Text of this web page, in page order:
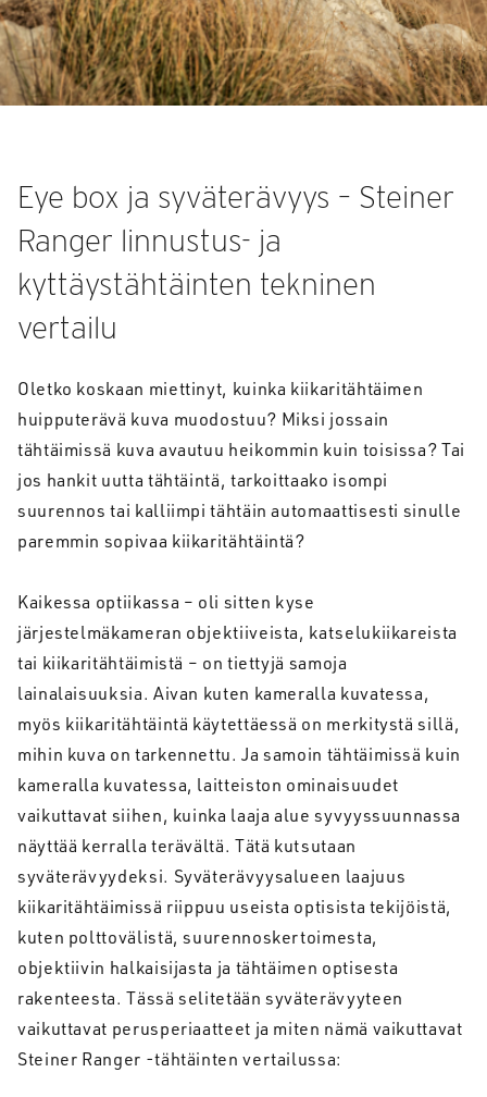
Eye box ja syväterävyys – Steiner
Ranger linnustus- ja
kyttäystähtäinten tekninen
vertailu
Oletko koskaan miettinyt, kuinka kiikaritähtäimen
huipputerävä kuva muodostuu? Miksi jossain
tähtäimissä kuva avautuu heikommin kuin toisissa? Tai
jos hankit uutta tähtäintä, tarkoittaako isompi
suurennos tai kalliimpi tähtäin automaattisesti sinulle
paremmin sopivaa kiikaritähtäintä?
Kaikessa optiikassa – oli sitten kyse
järjestelmäkameran objektiiveista, katselukiikareista
tai kiikaritähtäimistä – on tiettyjä samoja
lainalaisuuksia. Aivan kuten kameralla kuvatessa,
myös kiikaritähtäintä käytettäessä on merkitystä sillä,
mihin kuva on tarkennettu. Ja samoin tähtäimissä kuin
kameralla kuvatessa, laitteiston ominaisuudet
vaikuttavat siihen, kuinka laaja alue syvyyssuunnassa
näyttää kerralla terävältä. Tätä kutsutaan
syväterävyydeksi. Syväterävyysalueen laajuus
kiikaritähtäimissä riippuu useista optisista tekijöistä,
kuten polttovälistä, suurennoskertoimesta,
objektiivin halkaisijasta ja tähtäimen optisesta
rakenteesta. Tässä selitetään syväterävyyteen
vaikuttavat perusperiaatteet ja miten nämä vaikuttavat
Steiner Ranger -tähtäinten vertailussa: